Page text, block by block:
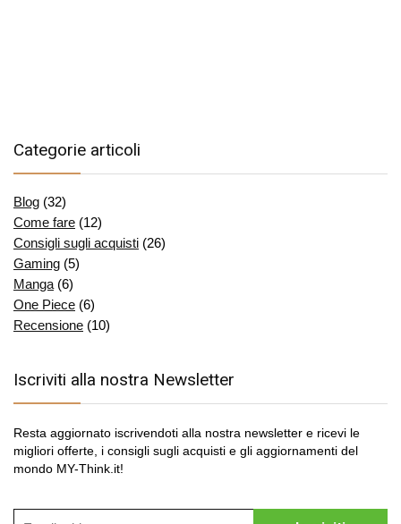
Categorie articoli
Blog (32)
Come fare (12)
Consigli sugli acquisti (26)
Gaming (5)
Manga (6)
One Piece (6)
Recensione (10)
Iscriviti alla nostra Newsletter
Resta aggiornato iscrivendoti alla nostra newsletter e ricevi le
migliori offerte, i consigli sugli acquisti e gli aggiornamenti del
mondo MY-Think.it!